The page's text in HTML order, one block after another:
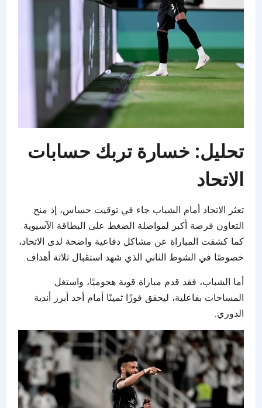
تحليل: خسارة تربك حسابات
الاتحاد
تعثر الاتحاد أمام الشباب جاء في توقيت حساس، إذ منح
التعاون فرصة أكبر لمواصلة الضغط على البطاقة الآسيوية.
كما كشفت المباراة عن مشاكل دفاعية واضحة لدى الاتحاد،
خصوصًا في الشوط الثاني الذي شهد استقبال ثلاثة أهداف.
أما الشباب، فقد قدم مباراة قوية هجوميًا، واستغل
المساحات بفاعلية، ليحقق فوزًا ثمينًا أمام أحد أبرز أندية
الدوري.